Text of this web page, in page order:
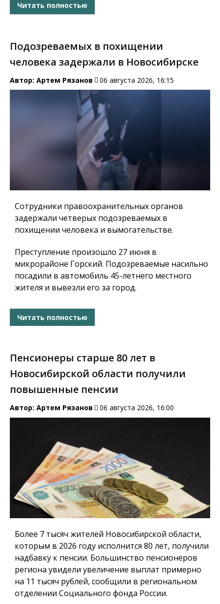
Читать полностью
Подозреваемых в похищении
человека задержали в Новосибирске
Автор: Артем Рязанов 06 августа 2026, 16:15
Сотрудники правоохранительных органов
задержали четверых подозреваемых в
похищении человека и вымогательстве.
Преступление произошло 27 июня в
микрорайоне Горский. Подозреваемые насильно
посадили в автомобиль 45-летнего местного
жителя и вывезли его за город.
Читать полностью
Пенсионеры старше 80 лет в
Новосибирской области получили
повышенные пенсии
Автор: Артем Рязанов 06 августа 2026, 16:00
Более 7 тысяч жителей Новосибирской области,
которым в 2026 году исполнится 80 лет, получили
надбавку к пенсии. Большинство пенсионеров
региона увидели увеличение выплат примерно
на 11 тысяч рублей, сообщили в региональном
отделении Социального фонда России.